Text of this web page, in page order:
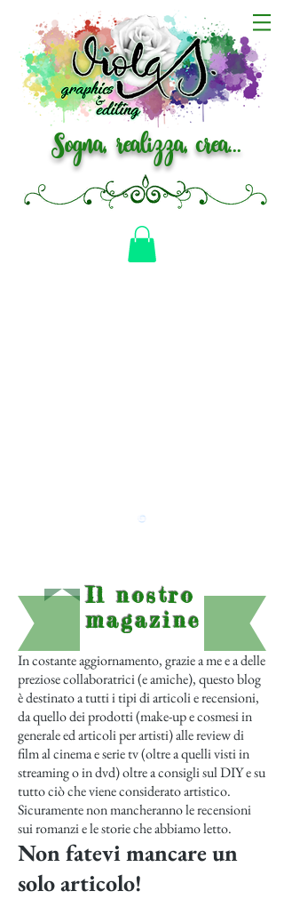
Sogna, realizza, crea...
Il nostro
magazine
In costante aggiornamento, grazie a me e a delle
preziose collaboratrici (e amiche), questo blog
è destinato a tutti i tipi di articoli e recensioni,
da quello dei prodotti (make-up e cosmesi in
generale ed articoli per artisti) alle review di
film al cinema e serie tv (oltre a quelli visti in
streaming o in dvd) oltre a consigli sul DIY e su
tutto ciò che viene considerato artistico.
Sicuramente non mancheranno le recensioni
sui romanzi e le storie che abbiamo letto.
Non fatevi mancare un
solo articolo!